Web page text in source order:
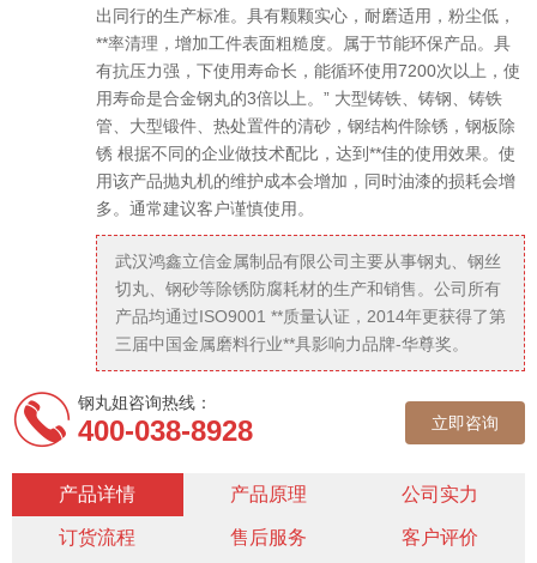
出同行的生产标准。具有颗颗实心，耐磨适用，粉尘低，
**率清理，增加工件表面粗糙度。属于节能环保产品。具
有抗压力强，下使用寿命长，能循环使用7200次以上，使
用寿命是合金钢丸的3倍以上。” 大型铸铁、铸钢、铸铁
管、大型锻件、热处置件的清砂，钢结构件除锈，钢板除
锈 根据不同的企业做技术配比，达到**佳的使用效果。使
用该产品抛丸机的维护成本会增加，同时油漆的损耗会增
多。通常建议客户谨慎使用。
武汉鸿鑫立信金属制品有限公司主要从事钢丸、钢丝
切丸、钢砂等除锈防腐耗材的生产和销售。公司所有
产品均通过ISO9001 **质量认证，2014年更获得了第
三届中国金属磨料行业**具影响力品牌-华尊奖。
钢丸姐咨询热线：
400-038-8928 立即咨询
产品详情 产品原理 公司实力
订货流程 售后服务 客户评价